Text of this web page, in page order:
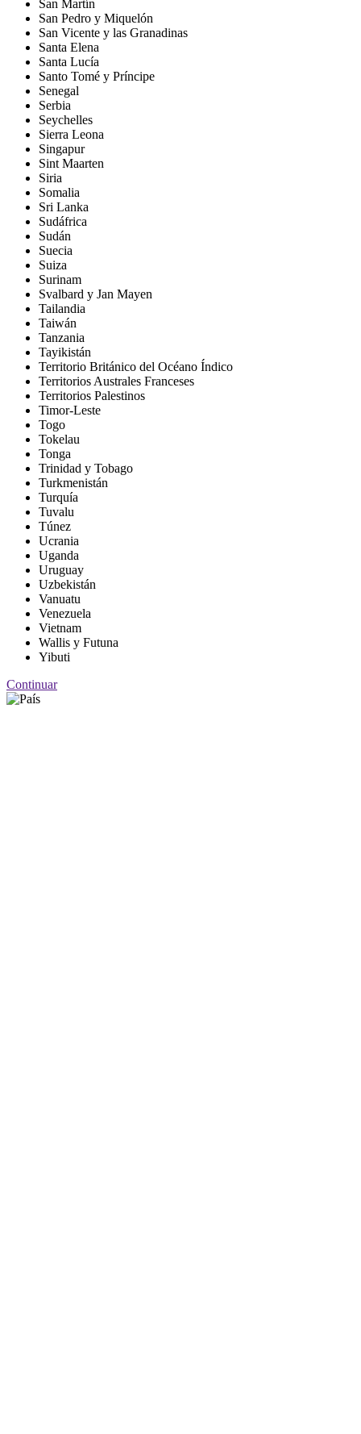
San Martín
San Pedro y Miquelón
San Vicente y las Granadinas
Santa Elena
Santa Lucía
Santo Tomé y Príncipe
Senegal
Serbia
Seychelles
Sierra Leona
Singapur
Sint Maarten
Siria
Somalia
Sri Lanka
Sudáfrica
Sudán
Suecia
Suiza
Surinam
Svalbard y Jan Mayen
Tailandia
Taiwán
Tanzania
Tayikistán
Territorio Británico del Océano Índico
Territorios Australes Franceses
Territorios Palestinos
Timor-Leste
Togo
Tokelau
Tonga
Trinidad y Tobago
Turkmenistán
Turquía
Tuvalu
Túnez
Ucrania
Uganda
Uruguay
Uzbekistán
Vanuatu
Venezuela
Vietnam
Wallis y Futuna
Yibuti
Continuar